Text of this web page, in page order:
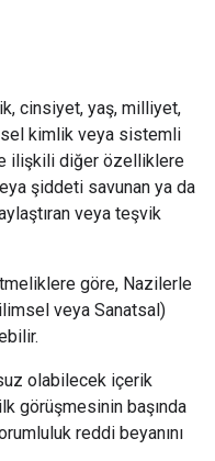
cinsiyet, yaş, milliyet,
kimlik veya sistemli
ilişkili diğer özelliklere
şiddeti savunan ya da
veya teşvik
göre, Nazilerle
veya Sanatsal)
olabilecek içerik
ilk görüşmesinin başında
reddi beyanını